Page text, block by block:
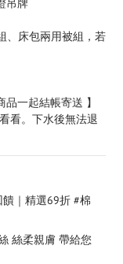
吊牌
、床包兩用被組，若
一起結帳寄送 】
看。下水後無法退
｜精選69折 #棉
絲柔親膚 帶給您